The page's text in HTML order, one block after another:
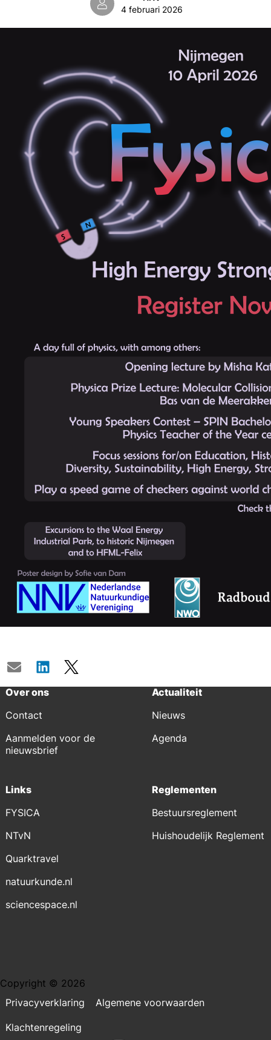
4 februari 2026
Deel
dit
bericht
E-mailLinkedIn
X
Over ons
Contact
Aanmelden voor de
nieuwsbrief
Actualiteit
Nieuws
Agenda
Links
FYSICA
NTvN
Quarktravel
natuurkunde.nl
sciencespace.nl
Reglementen
Bestuursreglement
Huishoudelijk Reglement
Copyright © 2026
Privacyverklaring
Algemene voorwaarden
Klachtenregeling